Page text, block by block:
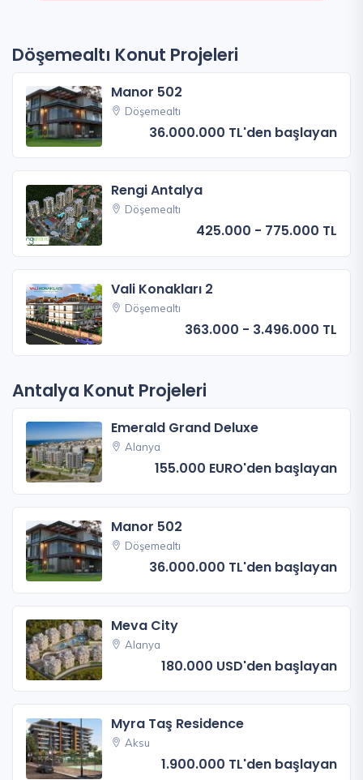
Döşemealtı Konut Projeleri
Manor 502
Döşemealtı
36.000.000 TL'den başlayan
Rengi Antalya
Döşemealtı
425.000 - 775.000 TL
Vali Konakları 2
Döşemealtı
363.000 - 3.496.000 TL
Antalya Konut Projeleri
Emerald Grand Deluxe
Alanya
155.000 EURO'den başlayan
Manor 502
Döşemealtı
36.000.000 TL'den başlayan
Meva City
Alanya
180.000 USD'den başlayan
Myra Taş Residence
Aksu
1.900.000 TL'den başlayan